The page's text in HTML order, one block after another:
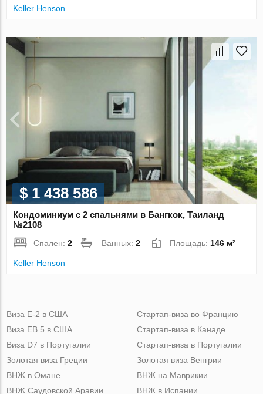
Keller Henson
$ 1 438 586
Кондоминиум с 2 спальнями в Бангкок, Таиланд
№2108
Спален:2 Ванных:2 Площадь: 146 м²
Keller Henson
Виза Е-2 в США
Виза ЕВ 5 в США
Виза D7 в Португалии
Золотая виза Греции
Стартап-виза во Францию
Стартап-виза в Канаде
Стартап-виза в Португалии
Золотая виза Венгрии
ВНЖ в Омане
ВНЖ Саудовской Аравии
ВНЖ на Маврикии
ВНЖ в Испании